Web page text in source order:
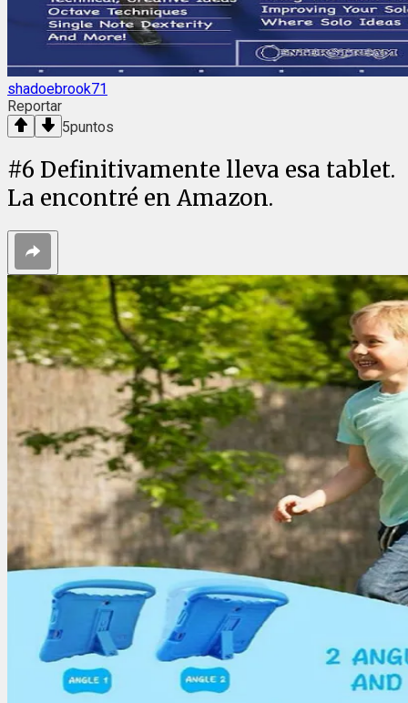
shadoebrook71
Reportar
5puntos
#6 Definitivamente lleva esa tablet.
La encontré en Amazon.